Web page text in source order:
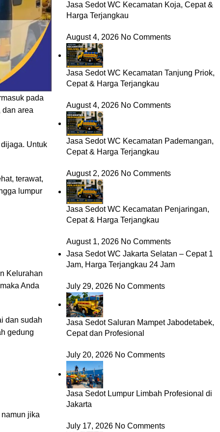
pada
dan area
Untuk
terawat,
lumpur
Kelurahan
Anda
dan sudah
gedung
jika
Jasa Sedot WC Kecamatan Koja, Cepat &
Harga Terjangkau
August 4, 2026 No Comments
Jasa Sedot WC Kecamatan Tanjung Priok,
Cepat & Harga Terjangkau
August 4, 2026 No Comments
Jasa Sedot WC Kecamatan Pademangan,
Cepat & Harga Terjangkau
August 2, 2026 No Comments
Jasa Sedot WC Kecamatan Penjaringan,
Cepat & Harga Terjangkau
August 1, 2026 No Comments
Jasa Sedot WC Jakarta Selatan – Cepat 1
Jam, Harga Terjangkau 24 Jam
July 29, 2026 No Comments
Jasa Sedot Saluran Mampet Jabodetabek,
Cepat dan Profesional
July 20, 2026 No Comments
Jasa Sedot Lumpur Limbah Profesional di
Jakarta
July 17, 2026 No Comments